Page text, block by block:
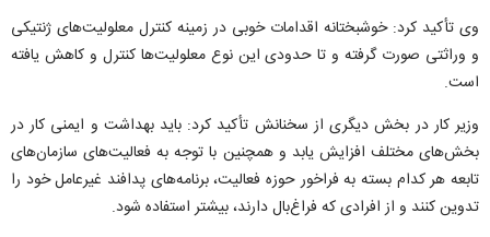
وی تأکید کرد: خوشبختانه اقدامات خوبی در زمینه کنترل معلولیت‌های ژنتیکی
و وراثتی صورت گرفته و تا حدودی این نوع معلولیت‌ها کنترل و کاهش یافته
است.
وزیر کار در بخش دیگری از سخنانش تأکید کرد: باید بهداشت و ایمنی کار در
بخش‌های مختلف افزایش یابد و همچنین با توجه به فعالیت‌های سازمان‌های
تابعه هر کدام بسته به فراخور حوزه فعالیت، برنامه‌های پدافند غیرعامل خود را
تدوین کنند و از افرادی که فراغ‌بال دارند، بیشتر استفاده شود.